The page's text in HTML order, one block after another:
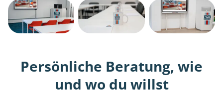
Persönliche Beratung, wie
und wo du willst